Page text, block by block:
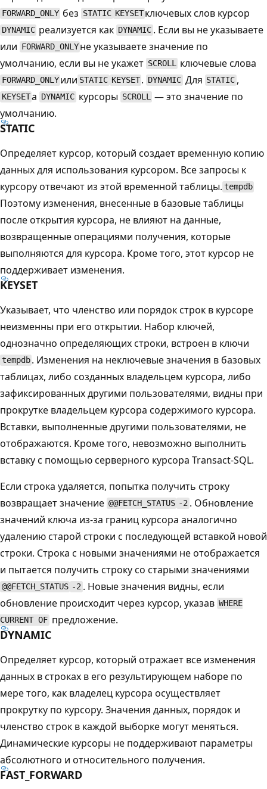
FORWARD_ONLY без STATIC KEYSET ключевых слов курсор
DYNAMIC реализуется как DYNAMIC . Если вы не указываете
или FORWARD_ONLY не указываете значение по
умолчанию, если вы не укажет SCROLL ключевые слова
FORWARD_ONLY или STATIC KEYSET . DYNAMIC Для STATIC ,
KEYSETа DYNAMIC курсоры SCROLL — это значение по
умолчанию.
STATIC
Определяет курсор, который создает временную копию
данных для использования курсором. Все запросы к
курсору отвечают из этой временной таблицы. tempdb
Поэтому изменения, внесенные в базовые таблицы
после открытия курсора, не влияют на данные,
возвращенные операциями получения, которые
выполняются для курсора. Кроме того, этот курсор не
поддерживает изменения.
KEYSET
Указывает, что членство или порядок строк в курсоре
неизменны при его открытии. Набор ключей,
однозначно определяющих строки, встроен в ключи
tempdb . Изменения на неключевые значения в базовых
таблицах, либо созданных владельцем курсора, либо
зафиксированных другими пользователями, видны при
прокрутке владельцем курсора содержимого курсора.
Вставки, выполненные другими пользователями, не
отображаются. Кроме того, невозможно выполнить
вставку с помощью серверного курсора Transact-SQL.
Если строка удаляется, попытка получить строку
возвращает значение @@FETCH_STATUS -2. Обновление
значений ключа из-за границ курсора аналогично
удалению старой строки с последующей вставкой новой
строки. Строка с новыми значениями не отображается
и пытается получить строку со старыми значениями
@@FETCH_STATUS -2. Новые значения видны, если
обновление происходит через курсор, указав WHERE
CURRENT OF предложение.
DYNAMIC
Определяет курсор, который отражает все изменения
данных в строках в его результирующем наборе по
мере того, как владелец курсора осуществляет
прокрутку по курсору. Значения данных, порядок и
членство строк в каждой выборке могут меняться.
Динамические курсоры не поддерживают параметры
абсолютного и относительного получения.
FAST_FORWARD